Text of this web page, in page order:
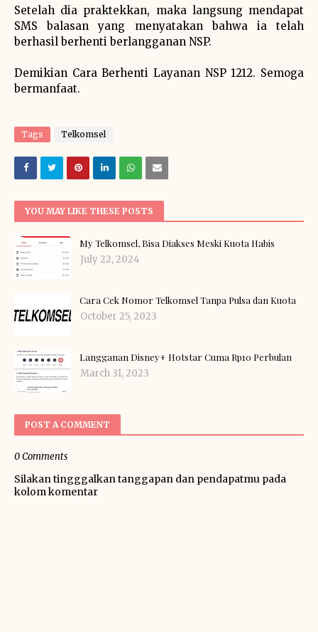
Setelah dia praktekkan, maka langsung mendapat
SMS balasan yang menyatakan bahwa ia telah
berhasil berhenti berlangganan NSP.
Demikian Cara Berhenti Layanan NSP 1212. Semoga
bermanfaat.
Tags Telkomsel
YOU MAY LIKE THESE POSTS
My Telkomsel, Bisa Diakses Meski Kuota Habis
July 22, 2024
Cara Cek Nomor Telkomsel Tanpa Pulsa dan Kuota
October 25, 2023
Langganan Disney+ Hotstar Cuma Rp10 Perbulan
March 31, 2023
POST A COMMENT
0 Comments
Silakan tingggalkan tanggapan dan pendapatmu pada
kolom komentar